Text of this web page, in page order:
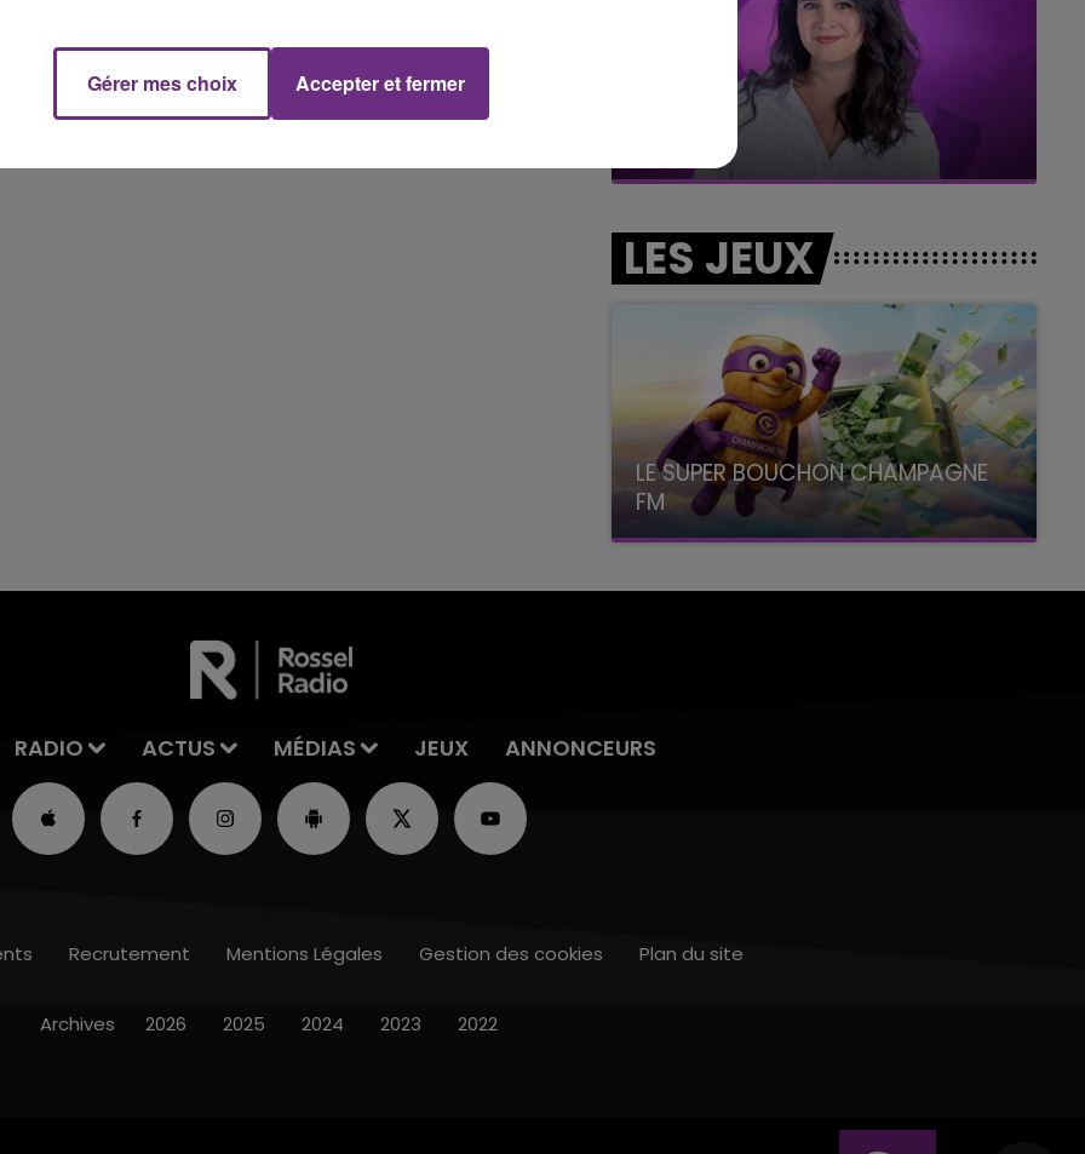
16h00 - 20h00
LES JEUX
LE SUPER BOUCHON CHAMPAGNE
FM
avec La Famille Champagne FM, à 8H10
RADIO ACTUS MÉDIAS JEUX ANNONCEURS
Recrutement Mentions Légales Gestion des cookies Plan du site
Archives 2026 2025 2024 2023 2022
Gérer mes choix Accepter et fermer